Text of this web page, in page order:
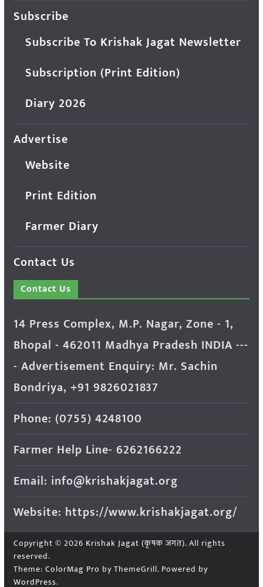
Subscribe
Subscribe To Krishak Jagat Newsletter
Subscription (Print Edition)
Diary 2026
Advertise
Website
Print Edition
Farmer Diary
Contact Us
Contact Us
14 Press Complex, M.P. Nagar, Zone - 1,
Bhopal - 462011 Madhya Pradesh INDIA ---
- Advertisement Enquiry: Mr. Sachin
Bondriya, +91 9826021837
Phone: (0755) 4248100
Farmer Help Line- 6262166222
Email: info@krishakjagat.org
Website: https://www.krishakjagat.org/
Copyright © 2026 Krishak Jagat (कृषक जगत). All rights
reserved.
Theme: ColorMag Pro by ThemeGrill. Powered by
WordPress.